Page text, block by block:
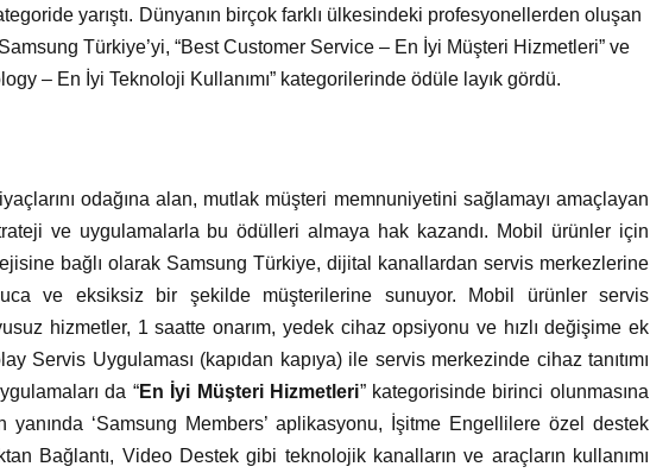
yarıştı. Dünyanın birçok farklı ülkesindeki profesyonellerden oluşan
Türkiye’yi, “Best Customer Service – En İyi Müşteri Hizmetleri” ve
– En İyi Teknoloji Kullanımı” kategorilerinde ödüle layık gördü.
odağına alan, mutlak müşteri memnuniyetini sağlamayı amaçlayan
ve uygulamalarla bu ödülleri almaya hak kazandı. Mobil ürünler için
bağlı olarak Samsung Türkiye, dijital kanallardan servis merkezlerine
ve eksiksiz bir şekilde müşterilerine sunuyor. Mobil ürünler servis
hizmetler, 1 saatte onarım, yedek cihaz opsiyonu ve hızlı değişime ek
Servis Uygulaması (kapıdan kapıya) ile servis merkezinde cihaz tanıtımı
da “En İyi Müşteri Hizmetleri” kategorisinde birinci olunmasına
yanında ‘Samsung Members’ aplikasyonu, İşitme Engellilere özel destek
Bağlantı, Video Destek gibi teknolojik kanalların ve araçların kullanımı